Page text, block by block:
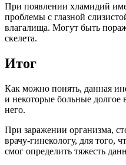
При появлении хламидий
проблемы с глазной
влагалища. Могут быть
скелета.
Итог
Как можно понять, данная
и некоторые больные долгое
него.
При заражении организма,
врачу-гинекологу, для того,
смог определить тяжесть